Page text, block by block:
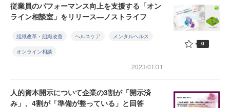
従業員のパフォーマンス向上を支援する「オン
ライン相談室」をリリース―ノストライフ
組織改革・組織改善 ヘルスケア メンタルヘルス
オンライン相談
2023/01/31
0
人的資本開示について企業の3割が「開示済
み」、4割が「準備が整っている」と回答